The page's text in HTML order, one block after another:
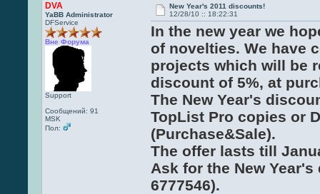
DVA
YaBB Administrator
DFService
Вне Форума
Support
Сообщений: 91
MSK
Пол:
New Year's 2011 discounts!
12/28/10 :: 18:22:31
In the new year we
of novelties. We have
projects which will be
discount of 5%, at
The New Year's
TopList Pro copies or
(Purchase&Sale).
The offer lasts till
Ask for the New
6777546).